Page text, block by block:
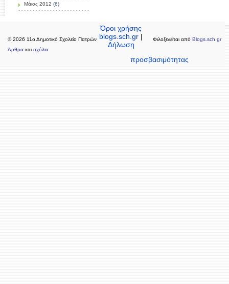
Μάιος 2012 (6)
© 2026 11ο Δημοτικό Σχολείο Πατρών
Άρθρα και σχόλια
Φιλοξενείται από Blogs.sch.gr
Όροι χρήσης
blogs.sch.gr |
Δήλωση
προσβασιμότητας